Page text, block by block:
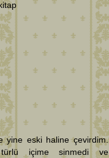
yine eski haline çevirdim.
içime sinmedi ve